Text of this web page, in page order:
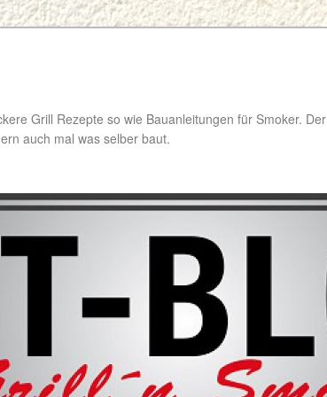
Grill Rezepte so wie Bauanleitungen für Smoker. Der
auch mal was selber baut.